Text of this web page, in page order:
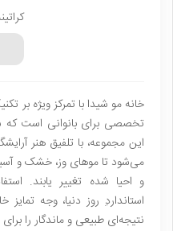
خانه مو شیدا با تمرکز ویژه بر
تخصصی برای بانوانی است که
این مجموعه، با تلفیق هنر
می‌شود تا موهای وز، خشک و
و احیا شده تغییر یابند.
استانداردِ روز دنیا، وجه
نتیجه‌ای طبیعی و ماندگار را